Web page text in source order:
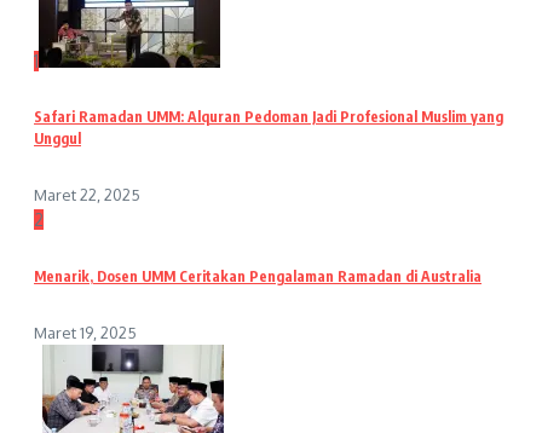
1
Safari Ramadan UMM: Alquran Pedoman Jadi Profesional Muslim yang
Unggul
Maret 22, 2025
2
Menarik, Dosen UMM Ceritakan Pengalaman Ramadan di Australia
Maret 19, 2025